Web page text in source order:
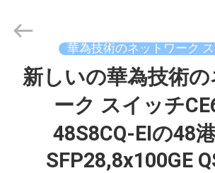
華為技術のネットワーク
新しいの華為技術
ーク スイッチ
48S8CQ-EIの48
SFP28,8x100GE